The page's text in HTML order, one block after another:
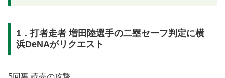
1．打者走者 増田陸選手の二塁セーフ判定に横
浜DeNAがリクエスト